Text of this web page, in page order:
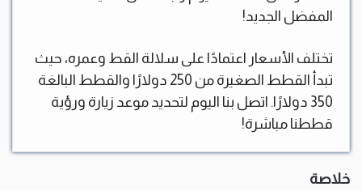
المفضل الجديد!
تختلف الأسعار اعتمادًا على سلالة القط وعمره، حيث
تبدأ القطط الصغيرة من 250 دولارًا والقطط البالغة
350 دولارًا. اتصل بنا اليوم لتحديد موعد زيارة ورؤية
قططنا مباشرة!
خلاصة